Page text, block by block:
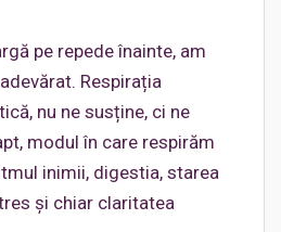
pe repede înainte, am
Respirația
nu ne susține, ci ne
modul în care respirăm
inimii, digestia, starea
și chiar claritatea